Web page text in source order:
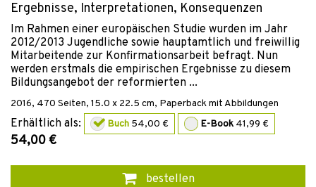
Ergebnisse, Interpretationen, Konsequenzen
Im Rahmen einer europäischen Studie wurden im Jahr
2012/2013 Jugendliche sowie hauptamtlich und freiwillig
Mitarbeitende zur Konfirmationsarbeit befragt. Nun
werden erstmals die empirischen Ergebnisse zu diesem
Bildungsangebot der reformierten ...
2016, 470 Seiten, 15.0 x 22.5 cm, Paperback mit Abbildungen
Erhältlich als: Buch 54,00 € E-Book 41,99 €
54,00 €
bestellen